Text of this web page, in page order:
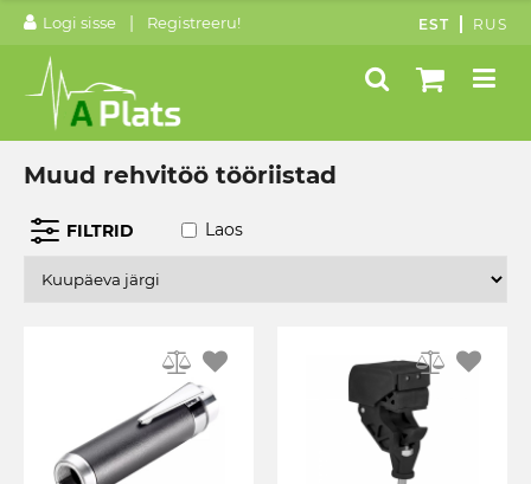
Logi sisse | Registreeru! EST RUS
Muud rehvitöö tööriistad
FILTRID Laos